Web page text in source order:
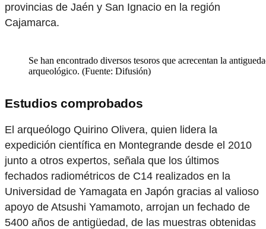
provincias de Jaén y San Ignacio en la región
Cajamarca.
Se han encontrado diversos tesoros que acrecentan la
arqueológico. (Fuente: Difusión)
Estudios comprobados
El arqueólogo Quirino Olivera, quien lidera la
expedición científica en Montegrande desde el 2010
junto a otros expertos, señala que los últimos
fechados radiométricos de C14 realizados en la
Universidad de Yamagata en Japón gracias al valioso
apoyo de Atsushi Yamamoto, arrojan un fechado de
5400 años de antigüedad, de las muestras obtenidas